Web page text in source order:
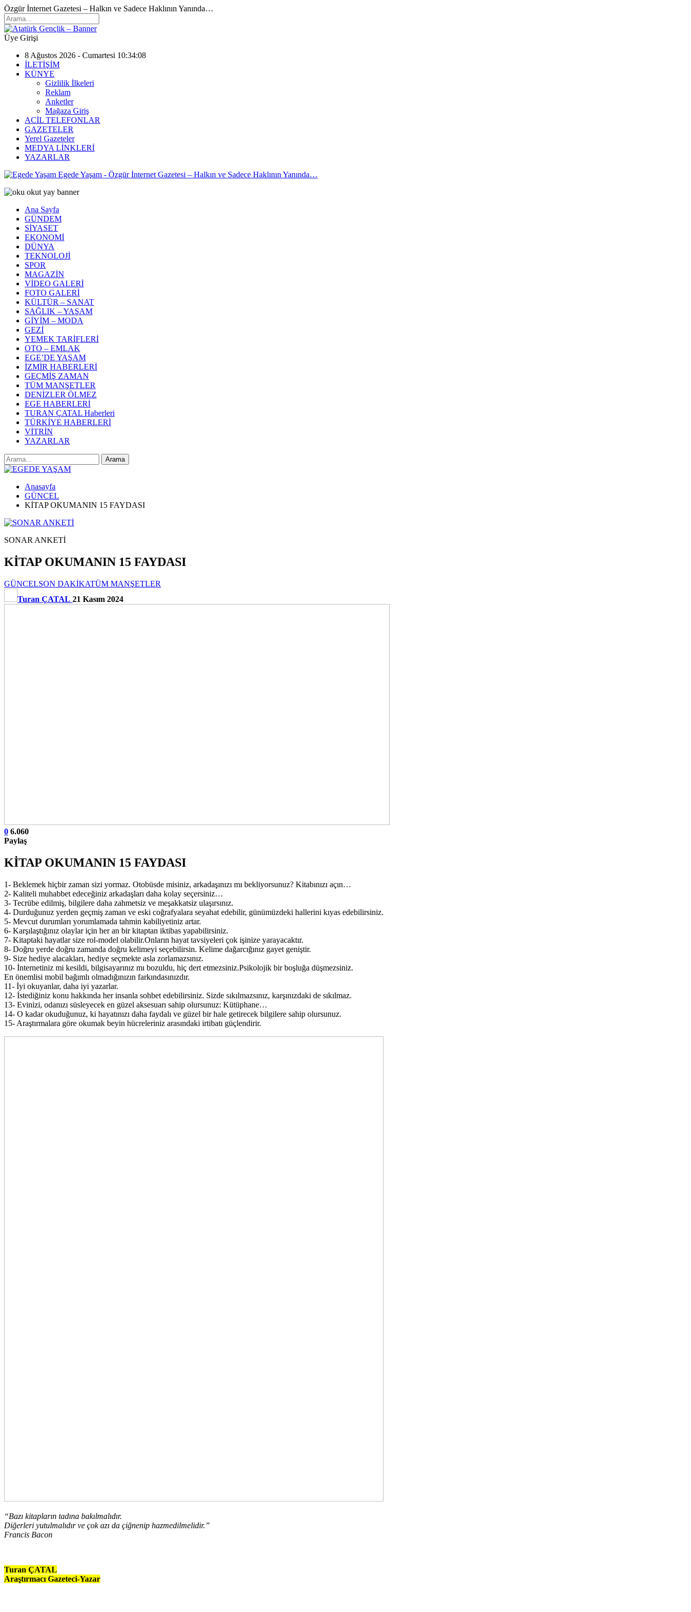
Özgür İnternet Gazetesi – Halkın ve Sadece Haklının Yanında…
Üye Girişi
8 Ağustos 2026 - Cumartesi 10:34:08
İLETİŞİM
KÜNYE
Gizlilik İlkeleri
Reklam
Anketler
Mağaza Giriş
ACİL TELEFONLAR
GAZETELER
Yerel Gazeteler
MEDYA LİNKLERİ
YAZARLAR
Egede Yaşam - Özgür İnternet Gazetesi – Halkın ve Sadece Haklının Yanında…
Ana Sayfa
GÜNDEM
SİYASET
EKONOMİ
DÜNYA
TEKNOLOJİ
SPOR
MAGAZİN
VİDEO GALERİ
FOTO GALERİ
KÜLTÜR – SANAT
SAĞLIK – YAŞAM
GİYİM – MODA
GEZİ
YEMEK TARİFLERİ
OTO – EMLAK
EGE’DE YAŞAM
İZMİR HABERLERİ
GEÇMİŞ ZAMAN
TÜM MANŞETLER
DENİZLER ÖLMEZ
EGE HABERLERİ
TURAN ÇATAL Haberleri
TÜRKİYE HABERLERİ
VİTRİN
YAZARLAR
Anasayfa
GÜNCEL
KİTAP OKUMANIN 15 FAYDASI
SONAR ANKETİ
KİTAP OKUMANIN 15 FAYDASI
GÜNCELSON DAKİKATÜM MANŞETLER
Turan ÇATAL 21 Kasım 2024
0 6.060
Paylaş
KİTAP OKUMANIN 15 FAYDASI
1- Beklemek hiçbir zaman sizi yormaz. Otobüsde misiniz, arkadaşınızı mı bekliyorsunuz? Kitabınızı açın…
2- Kaliteli muhabbet edeceğiniz arkadaşları daha kolay seçersiniz…
3- Tecrübe edilmiş, bilgilere daha zahmetsiz ve meşakkatsiz ulaşırsınız.
4- Durduğunuz yerden geçmiş zaman ve eski coğrafyalara seyahat edebilir, günümüzdeki hallerini kıyas edebilirsiniz.
5- Mevcut durumları yorumlamada tahmin kabiliyetiniz artar.
6- Karşılaştığınız olaylar için her an bir kitaptan iktibas yapabilirsiniz.
7- Kitaptaki hayatlar size rol-model olabilir.Onların hayat tavsiyeleri çok işinize yarayacaktır.
8- Doğru yerde doğru zamanda doğru kelimeyi seçebilirsin. Kelime dağarcığınız gayet geniştir.
9- Size hediye alacakları, hediye seçmekte asla zorlamazsınız.
10- İnternetiniz mi kesildi, bilgisayarınız mı bozuldu, hiç dert etmezsiniz.Psikolojik bir boşluğa düşmezsiniz.
En önemlisi mobil bağımlı olmadığınızın farkındasınızdır.
11- İyi okuyanlar, daha iyi yazarlar.
12- İstediğiniz konu hakkında her insanla sohbet edebilirsiniz. Sizde sıkılmazsınız, karşınızdaki de sıkılmaz.
13- Evinizi, odanızı süsleyecek en güzel aksesuarı sahip olursunuz: Kütüphane…
14- O kadar okuduğunuz, ki hayatınızı daha faydalı ve güzel bir hale getirecek bilgilere sahip olursunuz.
15- Araştırmalara göre okumak beyin hücreleriniz arasındaki irtibatı güçlendirir.
“Bazı kitapların tadına bakılmalıdır.
Diğerleri yutulmalıdır ve çok azı da çiğnenip hazmedilmelidir.”
Francis Bacon
Turan ÇATAL
Araştırmacı Gazeteci-Yazar